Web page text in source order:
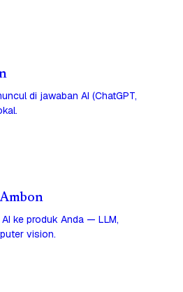
di jawaban AI (ChatGPT,
ke produk Anda — LLM,
vision.